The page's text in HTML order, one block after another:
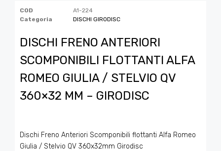
COD
A1-224
Categoria
DISCHI GIRODISC
DISCHI FRENO ANTERIORI
SCOMPONIBILI FLOTTANTI ALFA
ROMEO GIULIA / STELVIO QV
360×32 MM – GIRODISC
Dischi Freno Anteriori Scomponibili flottanti Alfa Romeo
Giulia / Stelvio QV 360x32mm Girodisc